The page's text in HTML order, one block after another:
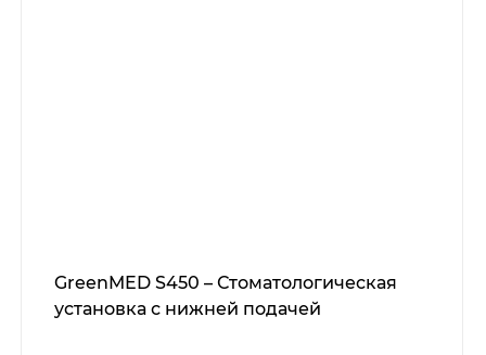
GreenMED S450 – Стоматологическая
установка с нижней подачей